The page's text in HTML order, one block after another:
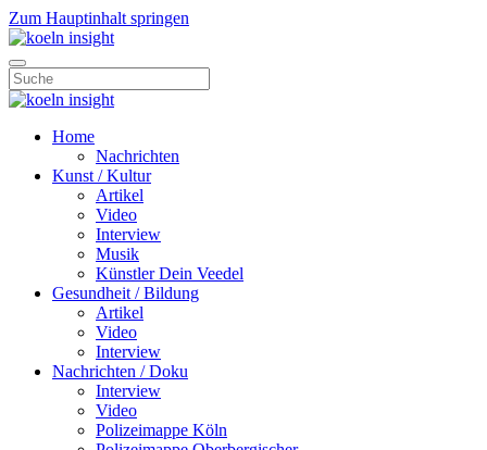
Zum Hauptinhalt springen
Home
Nachrichten
Kunst / Kultur
Artikel
Video
Interview
Musik
Künstler Dein Veedel
Gesundheit / Bildung
Artikel
Video
Interview
Nachrichten / Doku
Interview
Video
Polizeimappe Köln